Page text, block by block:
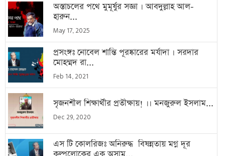
অস্তাচলের পথে মুমূর্ষুর সজ্ঞা । আবদুল্লাহ আল-
হারুন...
May 17, 2025
প্রসংঙ্গঃ নোবেল শান্তি পূরষ্কারের মর্যাদা । সরদার
মোহম্মদ রা...
Feb 14, 2021
সৃজনশীল শিক্ষার্থীর প্রতীক্ষায়! ।। মনজুরুল ইসলাম...
Dec 29, 2020
এস টি কোলরিজঃ অনিরুদ্ধ বিষন্নতায় মগ্ন দূর